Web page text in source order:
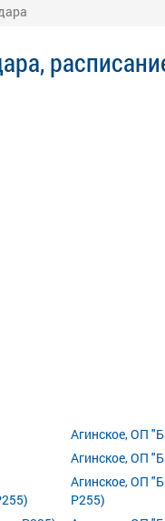
Агинское, ОП
Агинское, ОП
Агинское, ОП
Р255)